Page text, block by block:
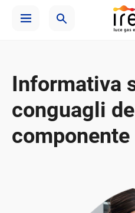
Informativa
conguagli
componente